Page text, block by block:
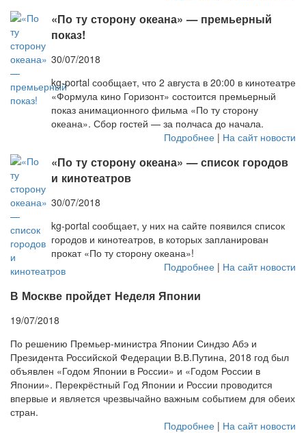
«По ту сторону океана» — премьерный
показ!
30/07/2018
kg-portal сообщает, что 2 августа в 20:00 в кинотеатре
«Формула кино Горизонт» состоится премьерный
показ анимационного фильма «По ту сторону
океана». Сбор гостей — за полчаса до начала.
Подробнее | На сайт новости
«По ту сторону океана» — список городов
и кинотеатров
30/07/2018
kg-portal сообщает, у них на сайте появился список
городов и кинотеатров, в которых запланирован
прокат «По ту сторону океана»!
Подробнее | На сайт новости
В Москве пройдет Неделя Японии
19/07/2018
По решению Премьер-министра Японии Синдзо Абэ и
Президента Российской Федерации В.В.Путина, 2018 год был
объявлен «Годом Японии в России» и «Годом России в
Японии». Перекрёстный Год Японии и России проводится
впервые и является чрезвычайно важным событием для обеих
стран.
Подробнее | На сайт новости